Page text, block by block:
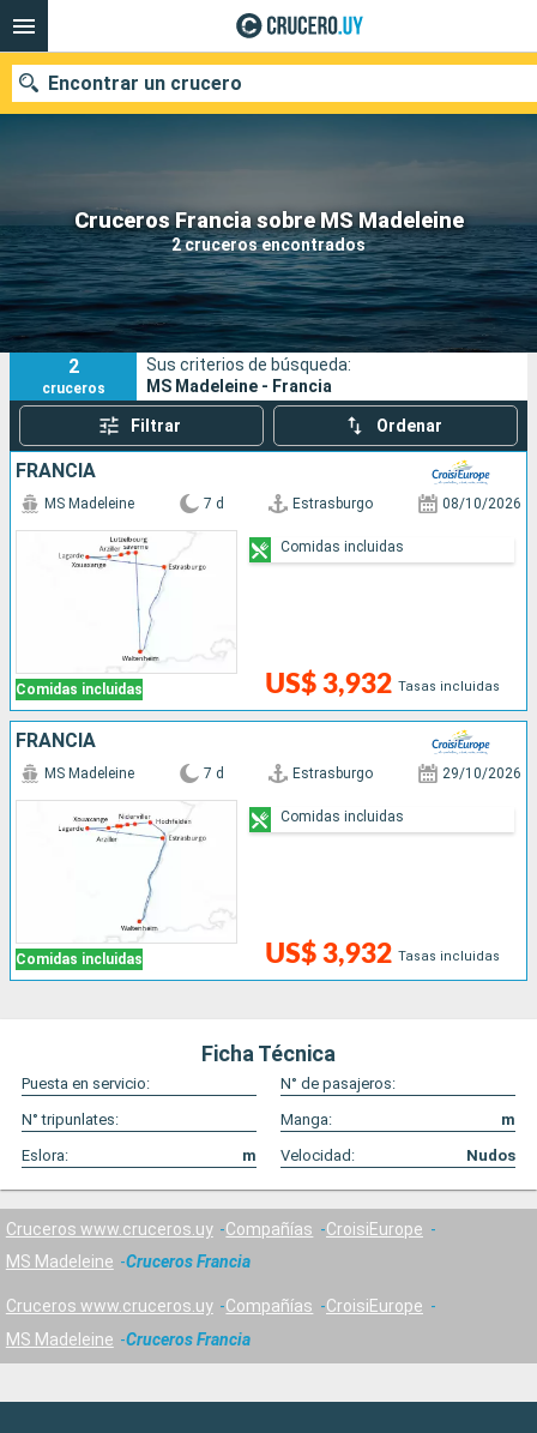
Cruceros Francia sobre MS Madeleine
2 cruceros encontrados
Encontrar un crucero
Nuestros destinos
Fecha de salida
Puertos Compañías
Buscar
2
cruceros
Sus criterios de búsqueda:
MS Madeleine - Francia
Filtrar Ordenar
FRANCIA
Comidas incluidas
MS Madeleine 7 d Estrasburgo 08/10/2026
US$ 3,932 Tasas incluidas
Comidas incluidas
FRANCIA
Comidas incluidas
MS Madeleine 7 d Estrasburgo 29/10/2026
US$ 3,932 Tasas incluidas
Comidas incluidas
Ficha Técnica
Puesta en servicio:
N° de pasajeros:
N° tripunlates:
Manga:
m
Eslora:
m Velocidad: Nudos
Cruceros www.cruceros.uy Compañías
CroisiEurope
MS Madeleine
Cruceros Francia
Cruceros www.cruceros.uy Compañías
CroisiEurope
MS Madeleine
Cruceros Francia